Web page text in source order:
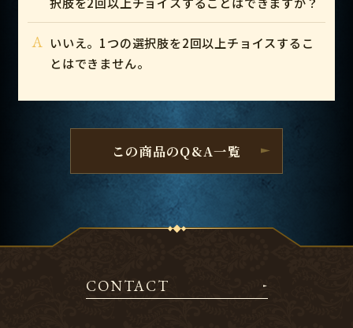
A いいえ。1つの選択肢を2回以上チョイスするこ
とはできません。
この商品のQ&A一覧
CONTACT